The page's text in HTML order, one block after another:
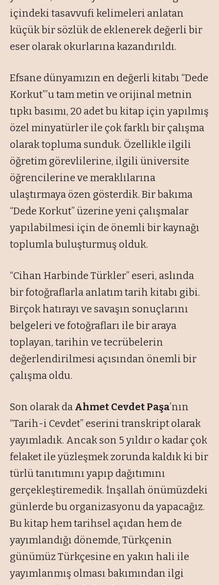
içindeki tasavvufi kelimeleri anlatan
küçük bir sözlük de eklenerek değerli bir
eser olarak okurlarına kazandırıldı.
Efsane dünyamızın en değerli kitabı “Dede
Korkut”’u tam metin ve orijinal metnin
tıpkı basımı, 20 adet bu kitap için yapılmış
özel minyatürler ile çok farklı bir çalışma
olarak topluma sunduk. Özellikle ilgili
öğretim görevlilerine, ilgili üniversite
öğrencilerine ve meraklılarına
ulaştırmaya özen gösterdik. Bir bakıma
“Dede Korkut” üzerine yeni çalışmalar
yapılabilmesi için de önemli bir kaynağı
toplumla buluşturmuş olduk.
“Cihan Harbinde Türkler” eseri, aslında
bir fotoğraflarla anlatım tarih kitabı gibi.
Birçok hatırayı ve savaşın sonuçlarını
belgeleri ve fotoğrafları ile bir araya
toplayan, tarihin ve tecrübelerin
değerlendirilmesi açısından önemli bir
çalışma oldu.
Son olarak da Ahmet Cevdet Paşa’nın
“Tarih-i Cevdet” eserini transkript olarak
yayımladık. Ancak son 5 yıldır o kadar çok
felaket ile yüzleşmek zorunda kaldık ki bir
türlü tanıtımını yapıp dağıtımını
gerçekleştiremedik. İnşallah önümüzdeki
günlerde bu organizasyonu da yapacağız.
Bu kitap hem tarihsel açıdan hem de
yayımlandığı dönemde, Türkçenin
günümüz Türkçesine en yakın hali ile
yayımlanmış olması bakımından ilgi